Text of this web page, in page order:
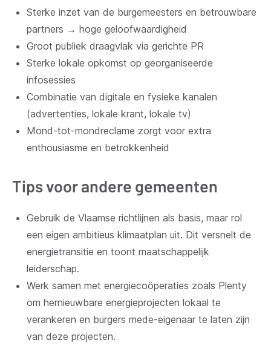
Sterke inzet van de burgemeesters en betrouwbare
partners → hoge geloofwaardigheid
Groot publiek draagvlak via gerichte PR
Sterke lokale opkomst op georganiseerde
infosessies
Combinatie van digitale en fysieke kanalen
(advertenties, lokale krant, lokale tv)
Mond-tot-mondreclame zorgt voor extra
enthousiasme en betrokkenheid
Tips voor andere gemeenten
Gebruik de Vlaamse richtlijnen als basis, maar rol
een eigen ambitieus klimaatplan uit. Dit versnelt de
energietransitie en toont maatschappelijk
leiderschap.
Werk samen met energiecoöperaties zoals Plenty
om hernieuwbare energieprojecten lokaal te
verankeren en burgers mede-eigenaar te laten zijn
van deze projecten.